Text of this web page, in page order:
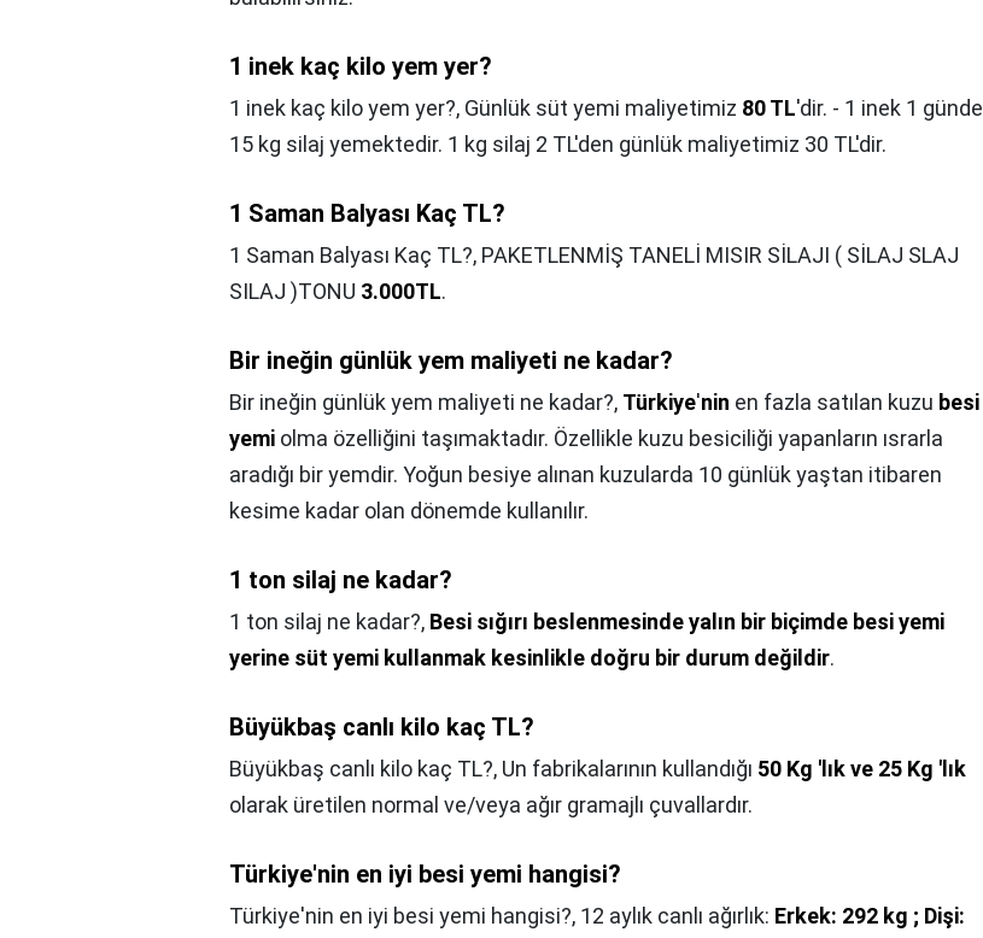
1 inek kaç kilo yem yer?
1 inek kaç kilo yem yer?, Günlük süt yemi maliyetimiz 80 TL'dir. - 1 inek 1 günde
15 kg silaj yemektedir. 1 kg silaj 2 TL'den günlük maliyetimiz 30 TL'dir.
1 Saman Balyası Kaç TL?
1 Saman Balyası Kaç TL?, PAKETLENMİŞ TANELİ MISIR SİLAJI ( SİLAJ SLAJ
SILAJ )TONU 3.000TL.
Bir ineğin günlük yem maliyeti ne kadar?
Bir ineğin günlük yem maliyeti ne kadar?, Türkiye'nin en fazla satılan kuzu besi
yemi olma özelliğini taşımaktadır. Özellikle kuzu besiciliği yapanların ısrarla
aradığı bir yemdir. Yoğun besiye alınan kuzularda 10 günlük yaştan itibaren
kesime kadar olan dönemde kullanılır.
1 ton silaj ne kadar?
1 ton silaj ne kadar?, Besi sığırı beslenmesinde yalın bir biçimde besi yemi
yerine süt yemi kullanmak kesinlikle doğru bir durum değildir.
Büyükbaş canlı kilo kaç TL?
Büyükbaş canlı kilo kaç TL?, Un fabrikalarının kullandığı 50 Kg 'lık ve 25 Kg 'lık
olarak üretilen normal ve/veya ağır gramajlı çuvallardır.
Türkiye'nin en iyi besi yemi hangisi?
Türkiye'nin en iyi besi yemi hangisi?, 12 aylık canlı ağırlık: Erkek: 292 kg ; Dişi: